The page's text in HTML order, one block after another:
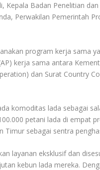
Badan Penelitian
Perwakilan Pemerintah
program kerja sama
kerja sama antara
dan Surat Country
komoditas lada sebagai
petani lada di empat
sebagai sentra
layanan eksklusif dan
kebun lada mereka.